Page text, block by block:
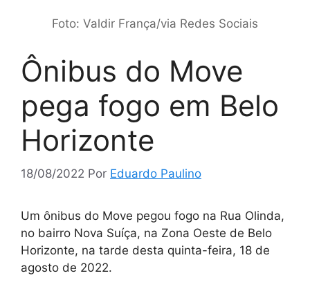
Foto: Valdir França/via Redes Sociais
Ônibus do Move
pega fogo em Belo
Horizonte
18/08/2022 Por Eduardo Paulino
Um ônibus do Move pegou fogo na Rua Olinda,
no bairro Nova Suíça, na Zona Oeste de Belo
Horizonte, na tarde desta quinta-feira, 18 de
agosto de 2022.